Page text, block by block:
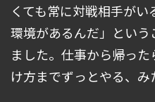
くても常に対戦相手が
環境があるんだ」という
ました。仕事から帰っ
け方までずっとやる、み